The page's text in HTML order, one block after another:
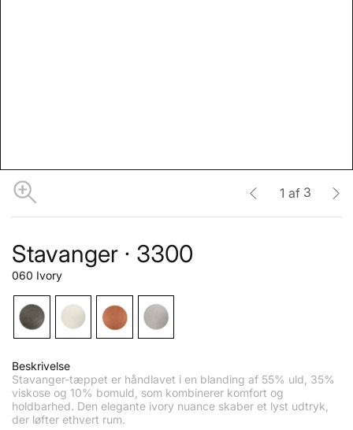
1 af 3
Stavanger · 3300
060 Ivory
Beskrivelse
Stavanger-tæppet er håndlavet i en blanding af 55% uld, 35%
viskose og 10% bomuld, som kombinerer komfort og
holdbarhed. Den elegante ivory nuance skaber et lyst udtryk,
der løfter ethvert rum.